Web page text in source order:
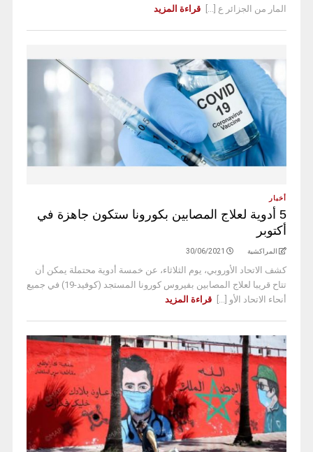
المار من الجزائر ع [...]
قراءة المزيد
أخبار
5 أدوية لعلاج المصابين بكورونا ستكون جاهزة في
أكتوبر
المراكشية 30/06/2021
كشف الاتحاد الأوروبي، يوم الثلاثاء، عن خمسة أدوية محتملة يمكن أن
تتاح قريبا لعلاج المصابين بفيروس كورونا المستجد (كوفيد-19) في جميع
أنحاء الاتحاد الأو [...]
قراءة المزيد